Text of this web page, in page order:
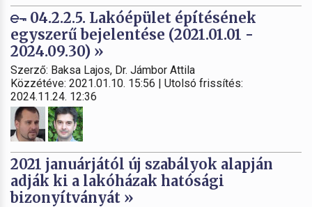
04.2.2.5. Lakóépület építésének
egyszerű bejelentése (2021.01.01 -
2024.09.30) »
Szerző: Baksa Lajos, Dr. Jámbor Attila
Közzétéve: 2021.01.10. 15:56 | Utolsó frissítés:
2024.11.24. 12:36
2021 januárjától új szabályok alapján
adják ki a lakóházak hatósági
bizonyítványát »